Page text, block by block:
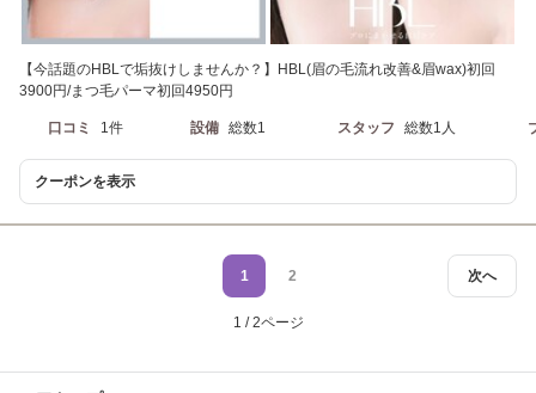
【今話題のHBLで垢抜けしませんか？】HBL(眉の毛流れ改善&眉wax)初回
3900円/まつ毛パーマ初回4950円
口コミ 1件 設備 総数1 スタッフ 総数1人
クーポンを表示
次へ
1 2
1 / 2ページ